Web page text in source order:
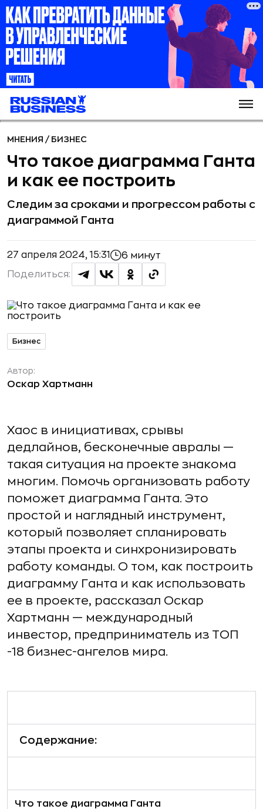
МНЕНИЯ / БИЗНЕС
Что такое диаграмма Ганта
и как ее построить
Следим за сроками и прогрессом работы с
диаграммой Ганта
27 апреля 2024, 15:31 6 минут
Поделиться:
Бизнес
Автор:
Оскар Хартманн
Хаос в инициативах, срывы
дедлайнов, бесконечные авралы —
такая ситуация на проекте знакома
многим. Помочь организовать работу
поможет диаграмма Ганта. Это
простой и наглядный инструмент,
который позволяет спланировать
этапы проекта и синхронизировать
работу команды. О том, как построить
диаграмму Ганта и как использовать
ее в проекте, рассказал Оскар
Хартманн — международный
инвестор, предприниматель из ТОП
-18 бизнес-ангелов мира.
Содержание:
Что такое диаграмма Ганта